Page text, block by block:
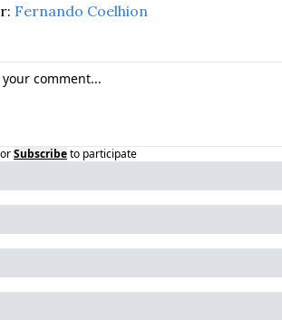
Fernando Coelhion
orSubscribeto participate